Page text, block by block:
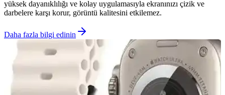
yüksek dayanıklılığı ve kolay uygulamasıyla ekranınızı çizik ve
darbelere karşı korur, görüntü kalitesini etkilemez.
Daha fazla bilgi edinin